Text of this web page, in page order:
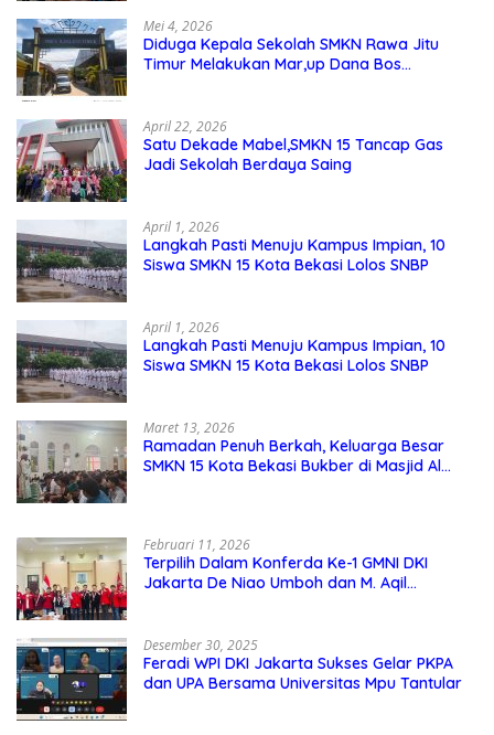
Mei 4, 2026
Diduga Kepala Sekolah SMKN Rawa Jitu
Timur Melakukan Mar,up Dana Bos
April 22, 2026
Satu Dekade Mabel,SMKN 15 Tancap Gas
Jadi Sekolah Berdaya Saing
April 1, 2026
Langkah Pasti Menuju Kampus Impian, 10
Siswa SMKN 15 Kota Bekasi Lolos SNBP
April 1, 2026
Langkah Pasti Menuju Kampus Impian, 10
Siswa SMKN 15 Kota Bekasi Lolos SNBP
Maret 13, 2026
Ramadan Penuh Berkah, Keluarga Besar
SMKN 15 Kota Bekasi Bukber di Masjid Al
Februari 11, 2026
Terpilih Dalam Konferda Ke-1 GMNI DKI
Jakarta De Niao Umboh dan M. Aqil
Desember 30, 2025
Feradi WPI DKI Jakarta Sukses Gelar PKPA
dan UPA Bersama Universitas Mpu Tantular